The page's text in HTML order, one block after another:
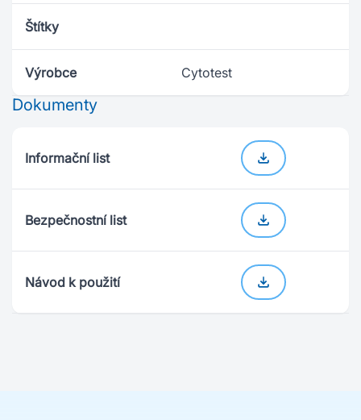
Štítky
Výrobce Cytotest
Dokumenty
Informační list
Bezpečnostní list
Návod k použití